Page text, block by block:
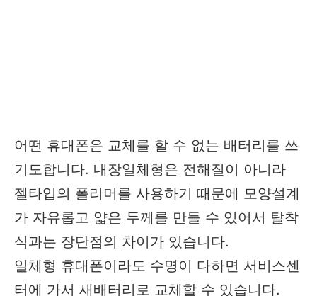
어떤 휴대폰은 교체를 할 수 없는 배터리를 쓰
기도합니다. 내장일체형은 전해질이 아니라
젤타입의 폴리머를 사용하기 때문에 모양설계
가 자유롭고 얇은 두께를 만들 수 있어서 탈착
식과는 장단점의 차이가 있습니다.
일체형 휴대폰이라도 수명이 다하면 서비스센
터에 가서 새배터리로 교체할 수 있습니다.